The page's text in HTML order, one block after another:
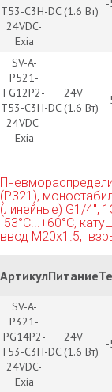
T53-C3H-
24VDC-
Exia
DC (1.6 Вт)
SV-A-
P521-
FG12P2-
T53-C3H-
24VDC-
Exia
24V
DC (1.6 Вт)
(P321),
(линейные) G1/4",
-53°С...+60°С,
ввод М20х1.5,
АртикулПитание
SV-A-
P321-
PG14P2-
T53-C3H-
24VDC-
Exia
24V
DC (1.6 Вт)